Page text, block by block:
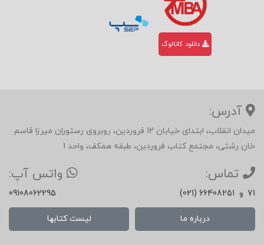
دانلود کاتالوگ
آدرس:
میدان انقلاب، ابتدای خیابان 12 فروردین، روبروی رستوران میرزا قاسم
خان رشتی، مجتمع کتاب فروردین، طبقه همکف، واحد 1
تماس:
(021) 66408251 و 71
واتس آپ:
09108062295
درباره ما لیست کتابها